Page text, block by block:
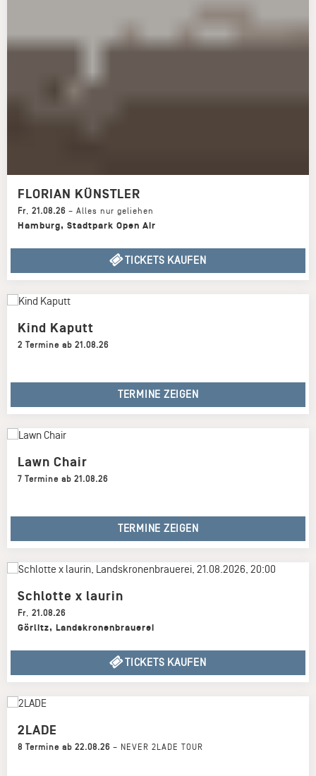
Kind Kaputt
2 Termine ab 21.08.26
TERMINE ZEIGEN
7 Termine ab 21.08.26
FLORIAN KÜNSTLER
Fr, 21.08.26 – Alles nur geliehen
Hamburg, Stadtpark Open Air
TICKETS KAUFEN
Schlotte x laurin
Fr, 21.08.26
Görlitz, Landskronenbrauerei
TICKETS KAUFEN
2LADE
8 Termine ab 22.08.26 – NEVER 2LADE TOUR